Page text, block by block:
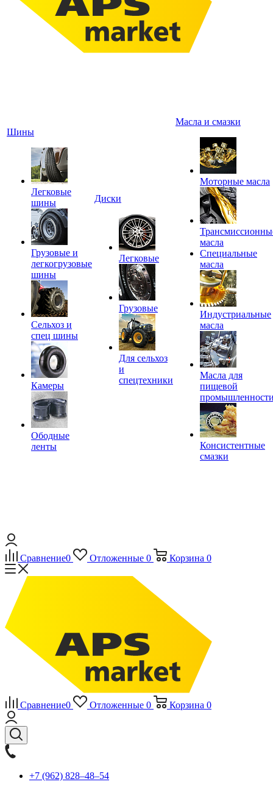
Шины
Легковые
шины
Грузовые и
легкогрузовые
шины
Сельхоз и
спец шины
Камеры
Ободные
ленты
Диски
Легковые
Грузовые
Для сельхоз
и
спецтехники
Масла и смазки
Моторные масла
масла
Специальные
масла
Индустриальные
масла
Масла для
пищевой
Консистентные
смазки
Сравнение0 Отложенные 0 Корзина 0
Сравнение0 Отложенные 0 Корзина 0
+7 (962) 828‒48‒54